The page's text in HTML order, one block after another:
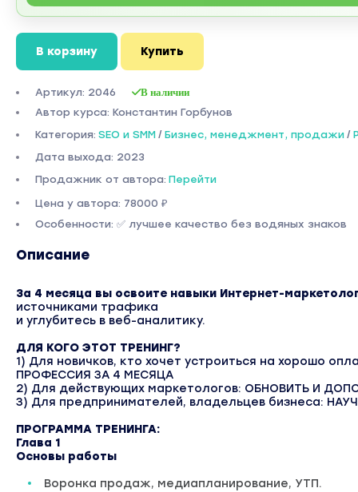
В корзину Купить
Артикул: 2046 В наличии
Автор курса: Константин Горбунов
Категория: SEO и SMM / Бизнес, менеджмент, продажи /
Дата выхода: 2023
Продажник от автора: Перейти
Цена у автора: 78000 ₽
Особенности: ✅ лучшее качество без водяных знаков
Описание
За 4 месяца вы освоите навыки Интернет-
источниками трафика
и углубитесь в веб-аналитику.
ДЛЯ КОГО ЭТОТ ТРЕНИНГ?
1) Для новичков, кто хочет устроиться на хорошо
ПРОФЕССИЯ ЗА 4 МЕСЯЦА
2) Для действующих маркетологов: ОБНОВИТЬ И
3) Для предпринимателей, владельцев бизнеса:
ПРОГРАММА ТРЕНИНГА:
Глава 1
Основы работы
Воронка продаж, медиапланирование, УТП.